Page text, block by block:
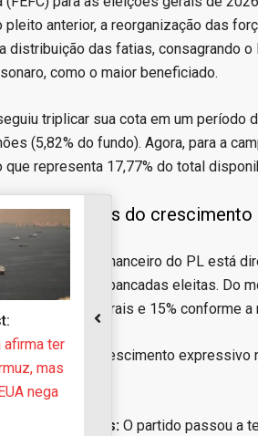
pleito anterior, a reorganização das
distribuição das fatias, consagrando
como o maior beneficiado.
triplicar sua cota em um período
(5,82% do fundo). Agora, para a
que representa 17,77% do total
por trás do crescimento
para o salto financeiro do PL está
o tamanho das bancadas eleitas. Do
deputados federais e 15% conforme
registrou um crescimento expressivo
dos Deputados:O partido passou a
ter
mas
nega